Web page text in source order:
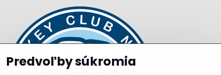
Predvoľby súkromia